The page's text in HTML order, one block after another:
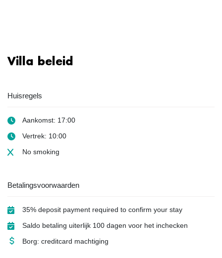
Villa beleid
Huisregels
Aankomst: 17:00
Vertrek: 10:00
No smoking
Betalingsvoorwaarden
35% deposit payment required to confirm your stay
Saldo betaling uiterlijk 100 dagen voor het inchecken
Borg: creditcard machtiging